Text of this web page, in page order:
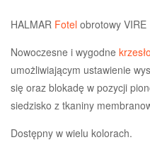
HALMAR Fotel obrotowy VIRE
Nowoczesne i wygodne krzesło
umożliwiającym ustawienie
się oraz blokadę w pozycji
siedzisko z tkaniny
Dostępny w wielu kolorach.